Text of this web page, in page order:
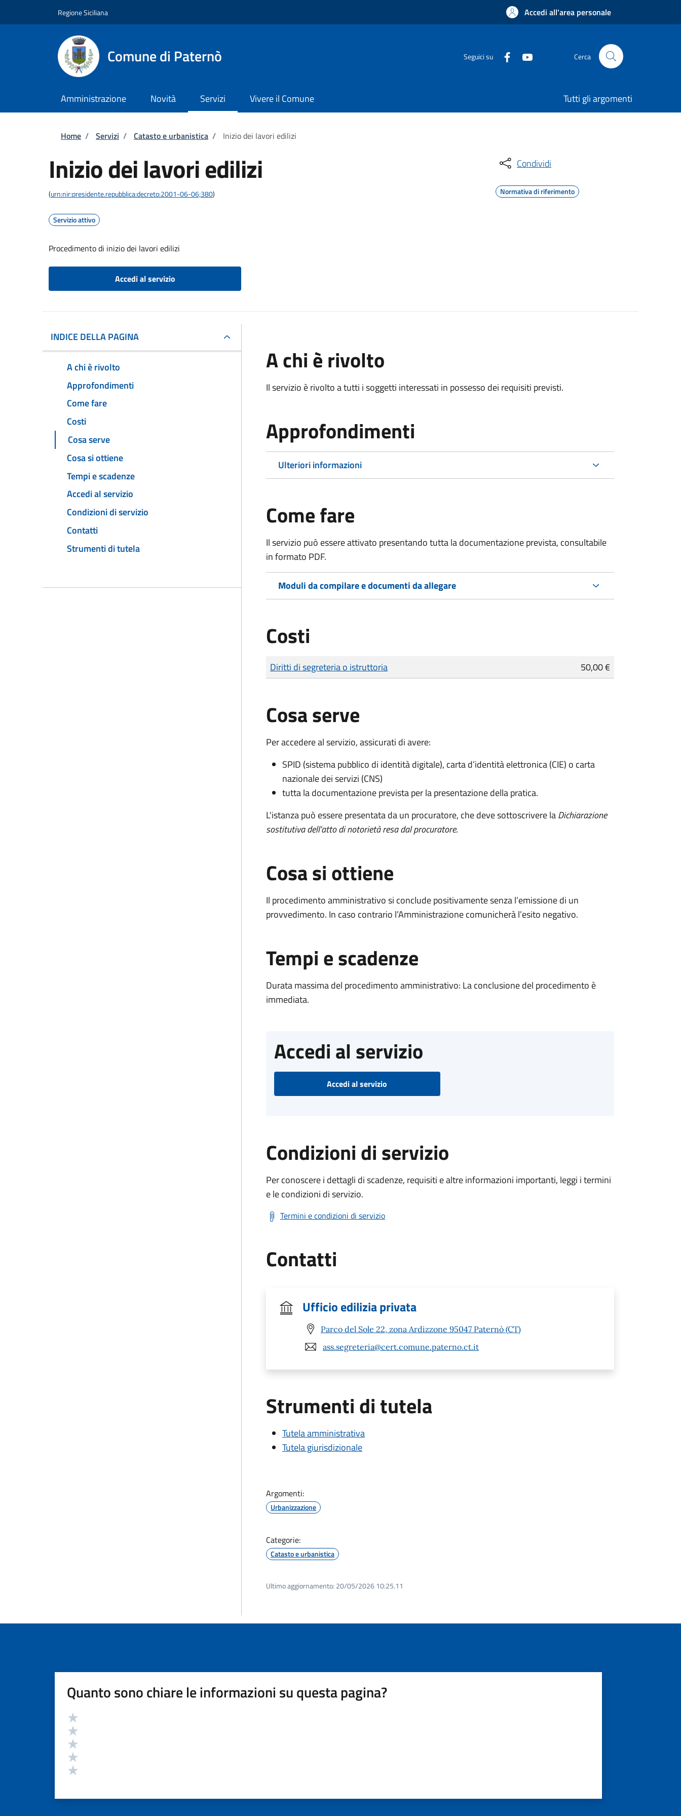
Regione Siciliana Accedi all'area personale
Comune di Paternò Seguici su Cerca
Amministrazione Novità Servizi Vivere il Comune Tutti gli argomenti
Briciole di pane
Home / Servizi / Catasto e urbanistica / Inizio dei lavori edilizi
Inizio dei lavori edilizi
(urn:nir:presidente.repubblica:decreto:2001-06-06;380)
Servizio attivo
Procedimento di inizio dei lavori edilizi
Accedi al servizio
Condividi
Normativa di riferimento
INDICE DELLA PAGINA
A chi è rivolto
Approfondimenti
Come fare
Costi
Cosa serve
Cosa si ottiene
Tempi e scadenze
Accedi al servizio
Condizioni di servizio
Contatti
Strumenti di tutela
A chi è rivolto
Il servizio è rivolto a tutti i soggetti interessati in possesso dei requisiti previsti.
Approfondimenti
Ulteriori informazioni
Come fare
Il servizio può essere attivato presentando tutta la documentazione prevista, consultabile
in formato PDF.
Moduli da compilare e documenti da allegare
Costi
Tipo di pagamento
Importo
Diritti di segreteria o istruttoria 50,00 €
Cosa serve
Per accedere al servizio, assicurati di avere:
SPID (sistema pubblico di identità digitale), carta d’identità elettronica (CIE) o carta
nazionale dei servizi (CNS)
tutta la documentazione prevista per la presentazione della pratica.
L'istanza può essere presentata da un procuratore, che deve sottoscrivere laDichiarazione
sostitutiva dell'atto di notorietà resa dal procuratore.
Cosa si ottiene
Il procedimento amministrativo si conclude positivamente senza l’emissione di un
provvedimento. In caso contrario l’Amministrazione comunicherà l’esito negativo.
Tempi e scadenze
Durata massima del procedimento amministrativo: La conclusione del procedimento è
immediata.
Accedi al servizio
Accedi al servizio
Condizioni di servizio
Per conoscere i dettagli di scadenze, requisiti e altre informazioni importanti, leggi i termini
e le condizioni di servizio.
Termini e condizioni di servizio
Contatti
Ufficio edilizia privata
Parco del Sole 22, zona Ardizzone 95047 Paternò (CT)
ass.segreteria@cert.comune.paterno.ct.it
Strumenti di tutela
Tutela amministrativa
Tutela giurisdizionale
Argomenti:
Urbanizzazione
Categorie:
Catasto e urbanistica
Ultimo aggiornamento: 20/05/2026 10:25.11
Quanto sono chiare le informazioni su questa pagina?
Valutazione